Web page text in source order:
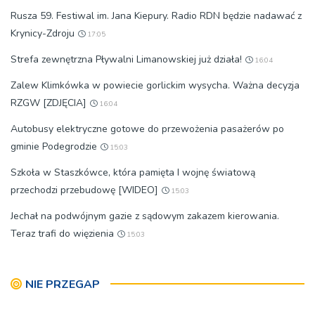
Rusza 59. Festiwal im. Jana Kiepury. Radio RDN będzie nadawać z
Krynicy-Zdroju
17:05
Strefa zewnętrzna Pływalni Limanowskiej już działa! 16:04
Zalew Klimkówka w powiecie gorlickim wysycha. Ważna decyzja
RZGW [ZDJĘCIA]
16:04
Autobusy elektryczne gotowe do przewożenia pasażerów po
gminie Podegrodzie
15:03
Szkoła w Staszkówce, która pamięta I wojnę światową
przechodzi przebudowę [WIDEO]
15:03
Jechał na podwójnym gazie z sądowym zakazem kierowania.
Teraz trafi do więzienia
15:03
NIE PRZEGAP